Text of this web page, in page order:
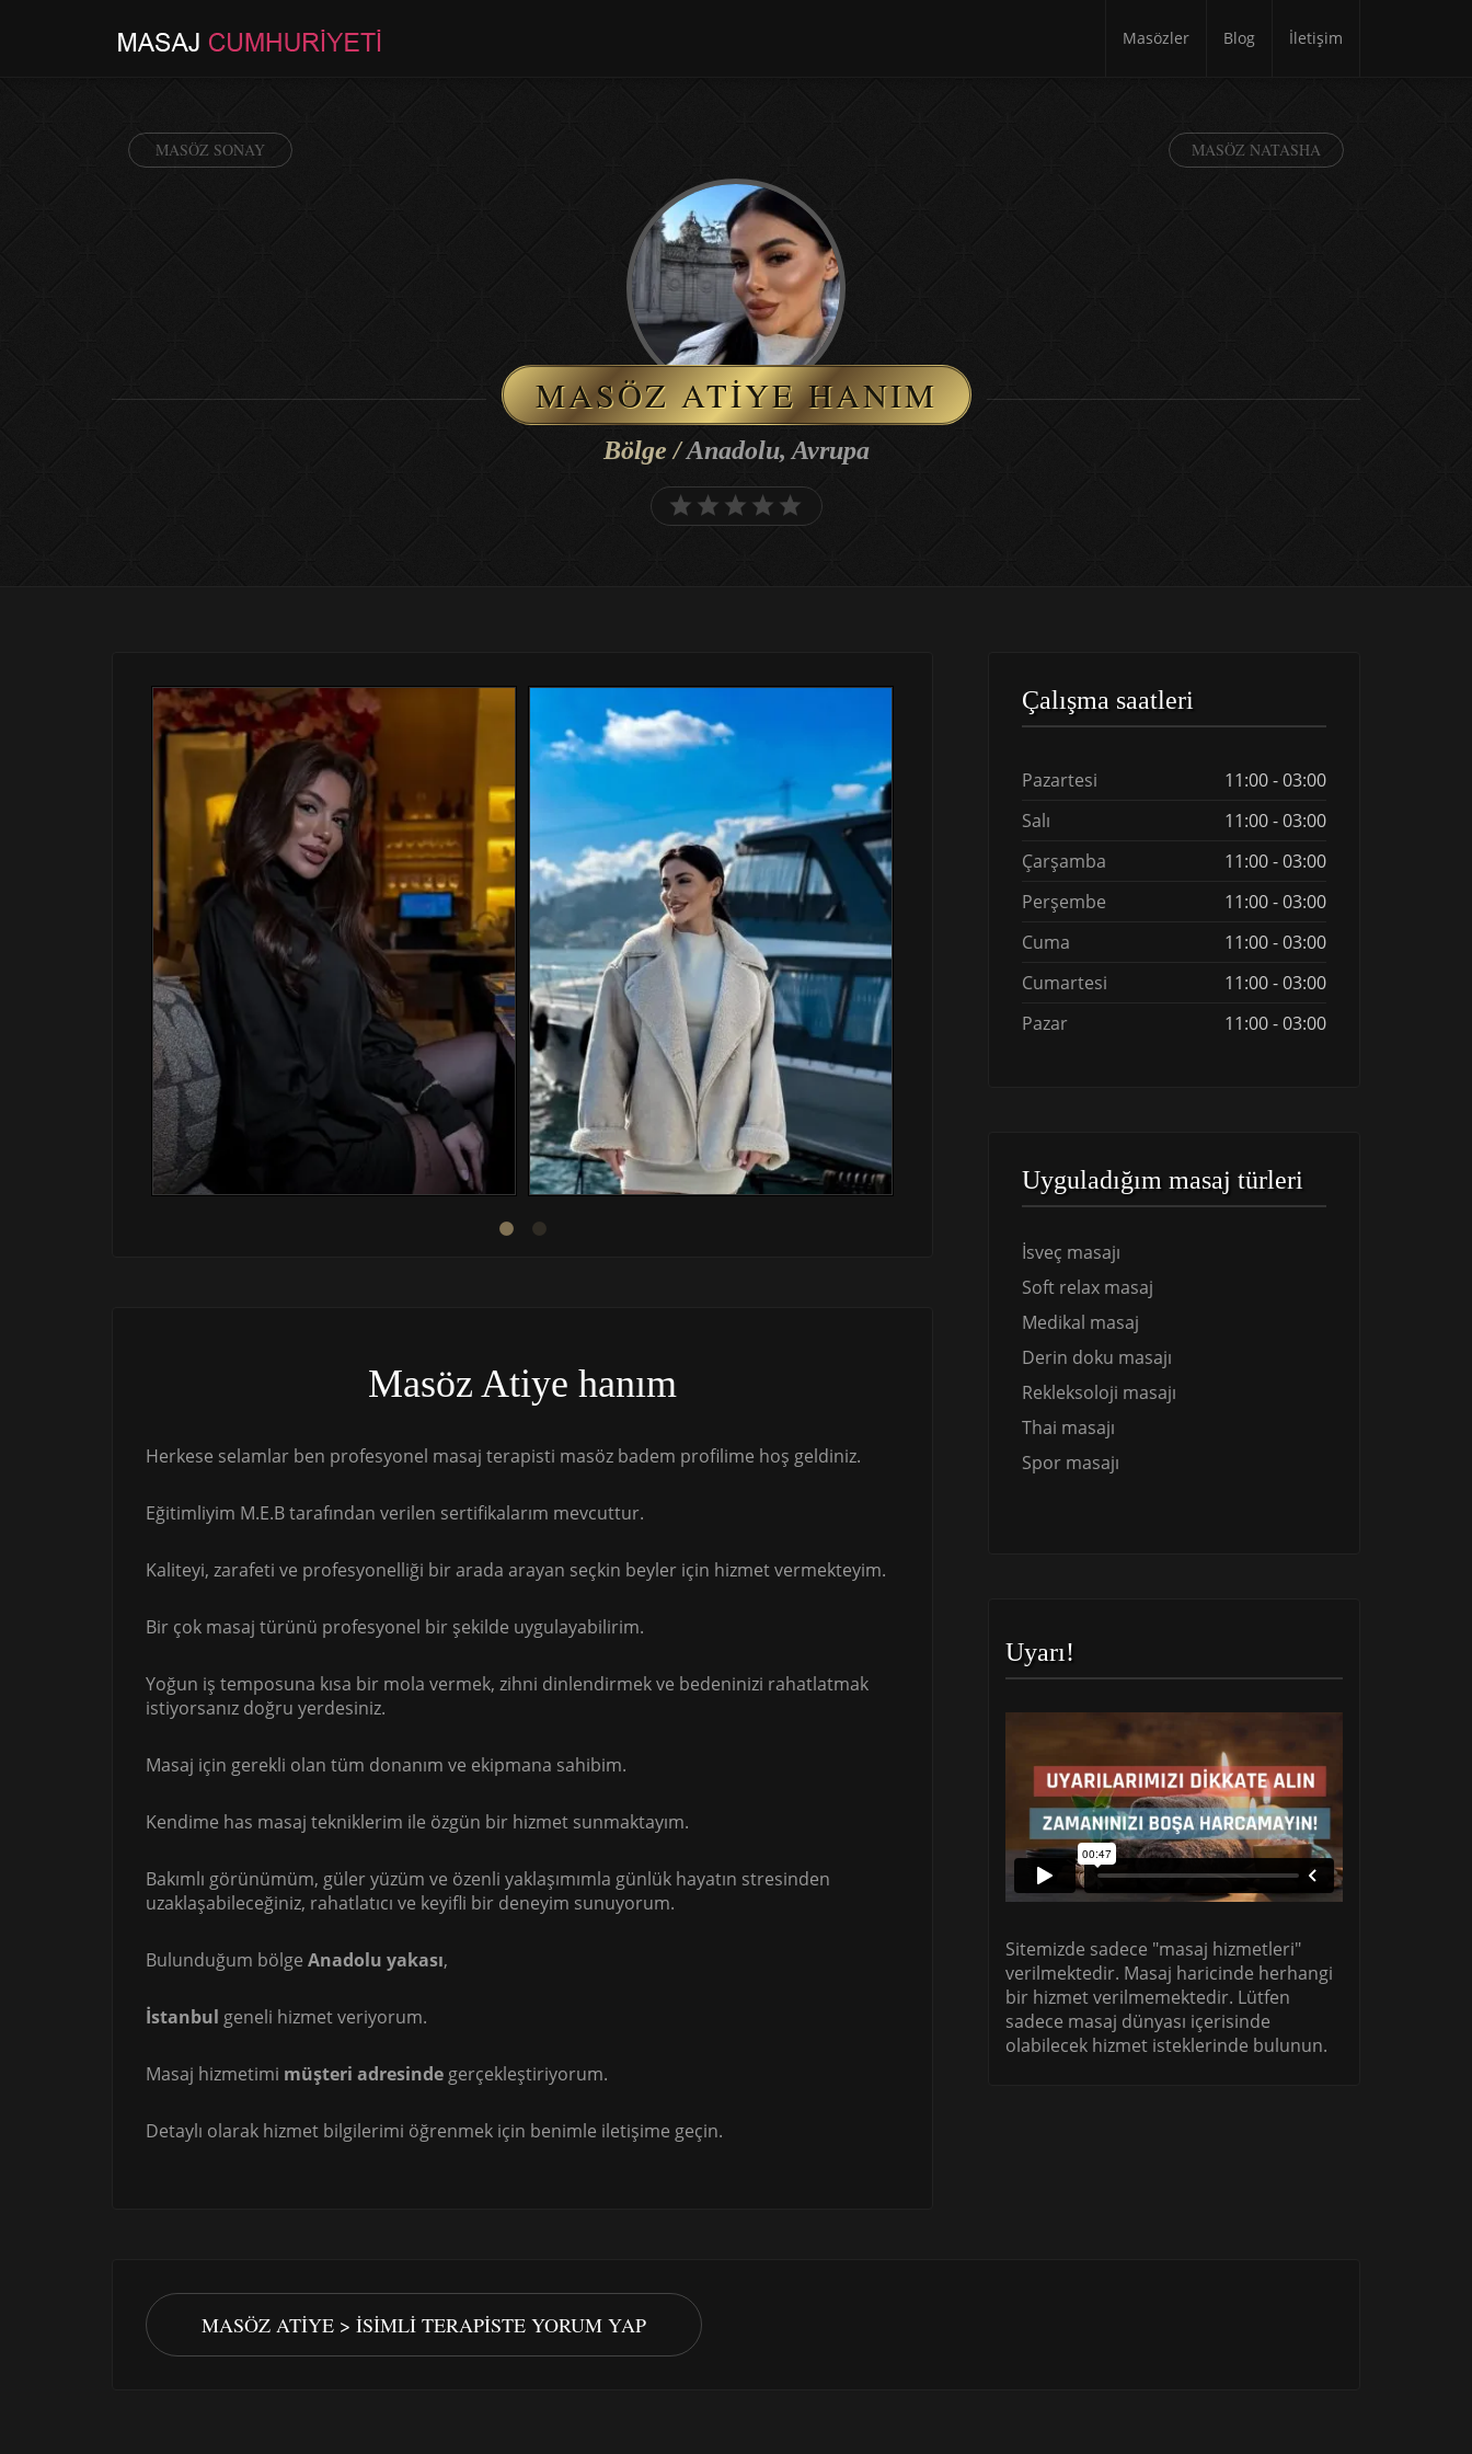
Masözler Blog İletişim
MASÖZ SONAY MASÖZ NATASHA
MASÖZ ATIYE HANIM
Bölge /Anadolu, Avrupa
Masöz Atiye hanım
Herkese selamlar ben profesyonel masaj terapisti masöz badem profilime hoş geldiniz.
Eğitimliyim M.E.B tarafından verilen sertifikalarım mevcuttur.
Kaliteyi, zarafeti ve profesyonelliği bir arada arayan seçkin beyler için hizmet vermekteyim.
Bir çok masaj türünü profesyonel bir şekilde uygulayabilirim.
Yoğun iş temposuna kısa bir mola vermek, zihni dinlendirmek ve bedeninizi rahatlatmak
istiyorsanız doğru yerdesiniz.
Masaj için gerekli olan tüm donanım ve ekipmana sahibim.
Kendime has masaj tekniklerim ile özgün bir hizmet sunmaktayım.
Bakımlı görünümüm, güler yüzüm ve özenli yaklaşımımla günlük hayatın stresinden
uzaklaşabileceğiniz, rahatlatıcı ve keyifli bir deneyim sunuyorum.
Bulunduğum bölge Anadolu yakası,
İstanbul geneli hizmet veriyorum.
Masaj hizmetimi müşteri adresinde gerçekleştiriyorum.
Detaylı olarak hizmet bilgilerimi öğrenmek için benimle iletişime geçin.
Çalışma saatleri
Pazartesi
11:00 - 03:00
Salı
11:00 - 03:00
Çarşamba
11:00 - 03:00
Perşembe
11:00 - 03:00
Cuma
11:00 - 03:00
Cumartesi
11:00 - 03:00
Pazar
11:00 - 03:00
Uyguladığım masaj türleri
İsveç masajı
Soft relax masaj
Medikal masaj
Derin doku masajı
Rekleksoloji masajı
Thai masajı
Spor masajı
Uyarı!
Sitemizde sadece "masaj hizmetleri"
verilmektedir. Masaj haricinde herhangi
bir hizmet verilmemektedir. Lütfen
sadece masaj dünyası içerisinde
olabilecek hizmet isteklerinde bulunun.
MASÖZ ATIYE > İSIMLI TERAPISTE YORUM YAP